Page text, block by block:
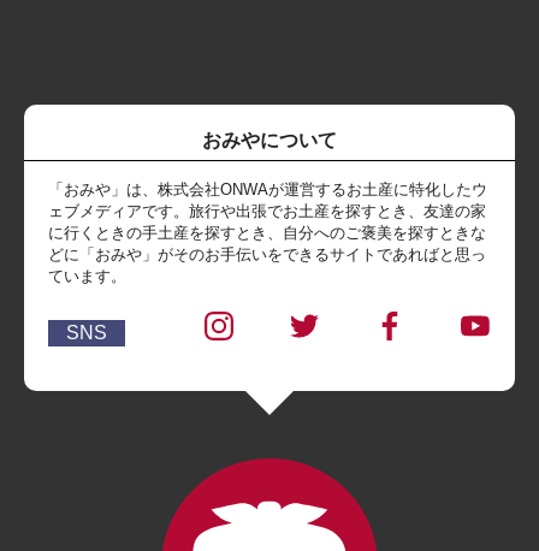
おみやについて
「おみや」は、株式会社ONWAが運営するお土産に特化したウ
ェブメディアです。旅行や出張でお土産を探すとき、友達の家
に行くときの手土産を探すとき、自分へのご褒美を探すときな
どに「おみや」がそのお手伝いをできるサイトであればと思っ
ています。
SNS